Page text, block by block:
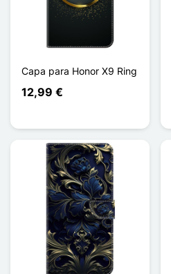
Capa para Honor X9 Ring
12,99 €